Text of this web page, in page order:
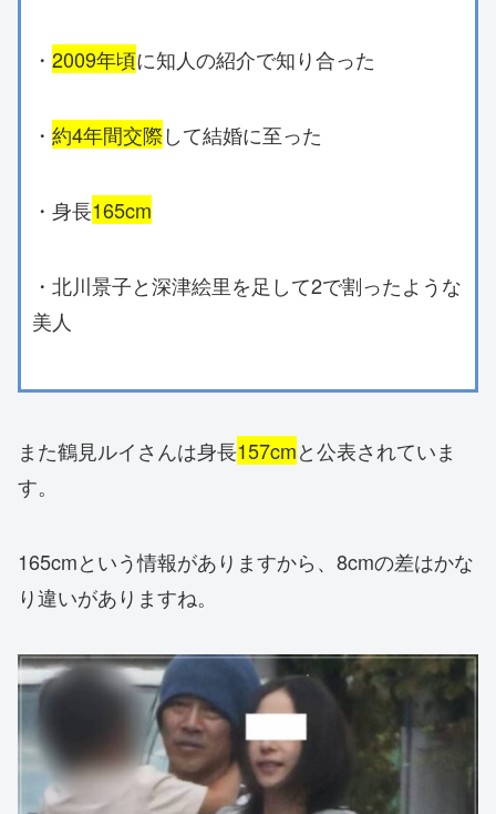
・ 2009年頃に知人の紹介で知り合った
・ 約4年間交際して結婚に至った
・身長165cm
・北川景子と深津絵里を足して2で割ったような
美人
また鶴見ルイさんは身長157cmと公表されていま
す。
165cmという情報がありますから、8cmの差はかな
り違いがありますね。